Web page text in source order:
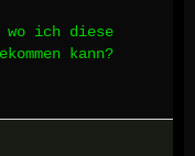
wo ich diese
kann?